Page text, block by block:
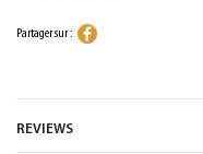
Partager sur :
REVIEWS